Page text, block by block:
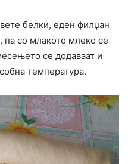
белки, еден филџан
па со млакото млеко се
се додаваат и
температура.